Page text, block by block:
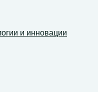
и инновации